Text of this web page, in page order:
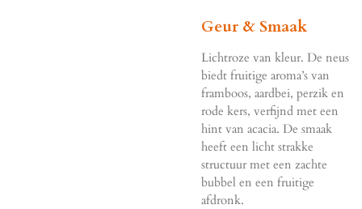
Geur & Smaak
Lichtroze van kleur. De neus
biedt fruitige aroma’s van
framboos, aardbei, perzik en
rode kers, verfijnd met een
hint van acacia. De smaak
heeft een licht strakke
structuur met een zachte
bubbel en een fruitige
afdronk.